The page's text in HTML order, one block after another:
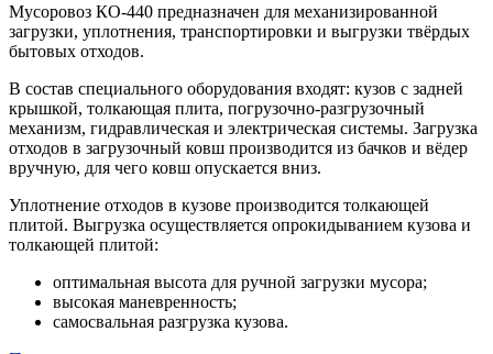
Мусоровоз КО-440 предназначен для механизированной
загрузки, уплотнения, транспортировки и выгрузки твёрдых
бытовых отходов.
В состав специального оборудования входят: кузов с задней
крышкой, толкающая плита, погрузочно-разгрузочный
механизм, гидравлическая и электрическая системы. Загрузка
отходов в загрузочный ковш производится из бачков и вёдер
вручную, для чего ковш опускается вниз.
Уплотнение отходов в кузове производится толкающей
плитой. Выгрузка осуществляется опрокидыванием кузова и
толкающей плитой:
оптимальная высота для ручной загрузки мусора;
высокая маневренность;
самосвальная разгрузка кузова.